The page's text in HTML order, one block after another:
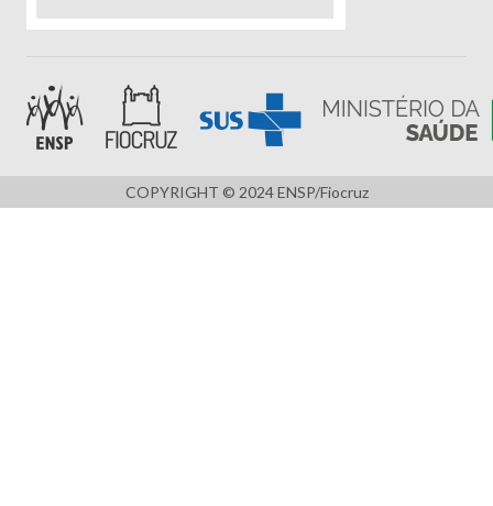
COPYRIGHT © 2024 ENSP/Fiocruz